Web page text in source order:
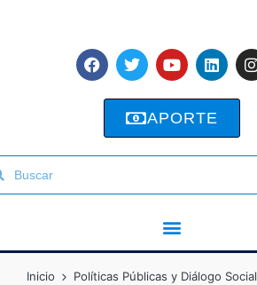
APORTE
Inicio Políticas Públicas y Diálogo Social